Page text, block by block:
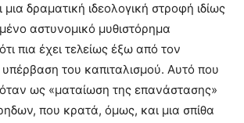
μια δραματική ιδεολογική στροφή ιδίως
αστυνομικό μυθιστόρημα
πια έχει τελείως έξω από τον
υπέρβαση του καπιταλισμού. Αυτό που
ως «ματαίωση της επανάστασης»
που κρατά, όμως, και μια σπίθα